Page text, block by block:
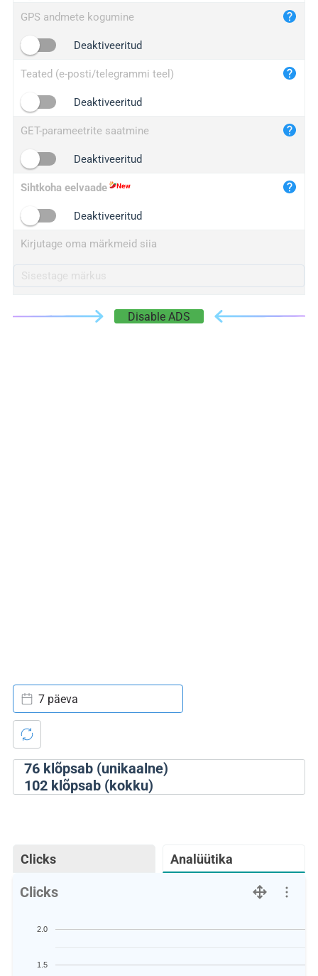
GPS andmete kogumine
Deaktiveeritud
Teated (e-posti/telegrammi teel)
Deaktiveeritud
GET-parameetrite saatmine
Deaktiveeritud
Sihtkoha eelvaade
Deaktiveeritud
Kirjutage oma märkmeid siia
Disable ADS
76klõpsab (unikaalne)
102klõpsab (kokku)
7 päeva
Clicks Analüütika
Clicks
1.5
2.0